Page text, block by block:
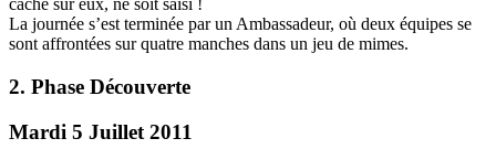
caché sur eux, ne soit saisi !
La journée s’est terminée par un Ambassadeur, où deux équipes se
sont affrontées sur quatre manches dans un jeu de mimes.
2. Phase Découverte
Mardi 5 Juillet 2011